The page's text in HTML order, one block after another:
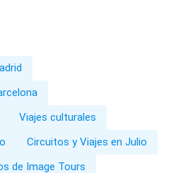
Viajes culturales
Circuitos y Viajes en Julio
de Image Tours